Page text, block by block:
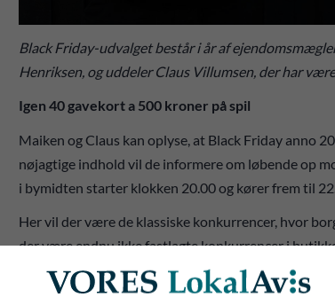
Black Friday-udvalget består i år af
Henriksen, og uddeler Claus Villumsen, der har
Igen 40 gavekort a 500 kroner på spil
Maiken og Claus kan oplyse, at Black Friday anno
nøjagtige indhold vil de informere om løbende op
i bymidten starter klokken 20.00 og kører frem til
Her vil der være de klassiske konkurrencer, hvor
der være endnu ikke fastlagte konkurrencer i
komme i en trykt udgave, og heri kan man læse
blive her, at man finder de kuponer, man skal